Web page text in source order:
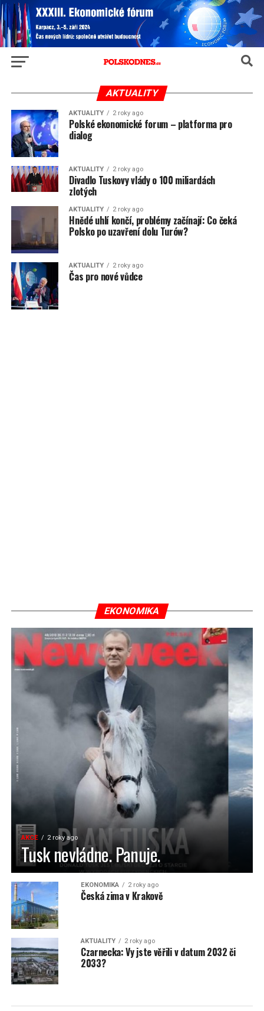
AKTUALITY
AKTUALITY 2 roky ago
Polské ekonomické forum – platforma pro
dialog
AKTUALITY 2 roky ago
Divadlo Tuskovy vlády o 100 miliardách
zlotých
AKTUALITY 2 roky ago
Hnědé uhlí končí, problémy začínají: Co čeká
Polsko po uzavření dolu Turów?
AKTUALITY 2 roky ago
Čas pro nové vůdce
EKONOMIKA
AKCE 2 roky ago
Tusk nevládne. Panuje.
EKONOMIKA 2 roky ago
Česká zima v Krakově
AKTUALITY 2 roky ago
Czarnecka: Vy jste věřili v datum 2032 či
2033?